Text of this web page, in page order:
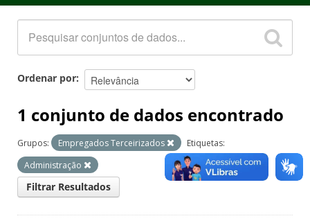
Organizações
Sobre
Ordenar por
1 conjunto de dados encontrado
Grupos: Empregados Terceirizados
Etiquetas:
Administração
Filtrar Resultados